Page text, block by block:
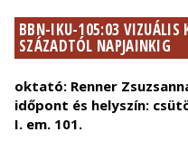
BBN-IKU-105:03 VIZUÁLIS
SZÁZADTÓL NAPJAINKIG
oktató: Renner
időpont és helyszín:
I. em. 101.